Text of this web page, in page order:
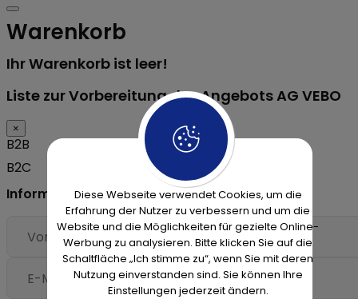
Warenkorb
Ihr Warenkorb ist leer!
Liste zur Vorbereitung des Angebots AG VEBO
×
B2B
B2C
Informationen zum Angebot
Diese Webseite verwendet Cookies, um die
Erfahrung der Nutzer zu verbessern und um die
Website und die Möglichkeiten für gezielte Online-
Werbung zu analysieren. Bitte klicken Sie auf die
Schaltfläche „Ich stimme zu“, wenn Sie mit deren
Nutzung einverstanden sind. Sie können Ihre
Einstellungen jederzeit ändern.